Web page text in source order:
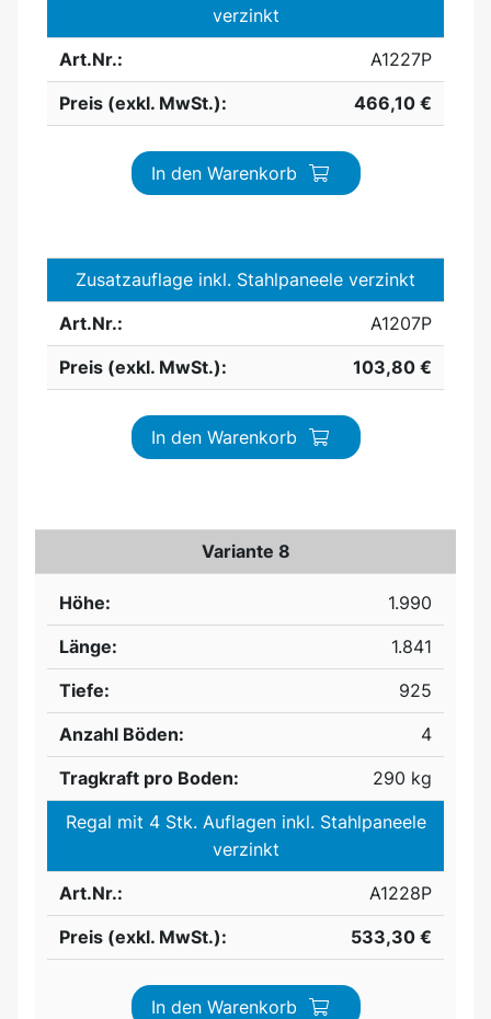
verzinkt
Art.Nr.:
A1227P
Preis (exkl. MwSt.):
466,10 €
In den Warenkorb
Zusatzauflage inkl. Stahlpaneele verzinkt
Art.Nr.:
A1207P
Preis (exkl. MwSt.):
103,80 €
In den Warenkorb
Variante 8
Höhe:
1.990
Länge:
1.841
Tiefe:
925
Anzahl Böden:
4
Tragkraft pro Boden:
290 kg
Regal mit 4 Stk. Auflagen inkl. Stahlpaneele
verzinkt
Art.Nr.:
A1228P
Preis (exkl. MwSt.):
533,30 €
In den Warenkorb